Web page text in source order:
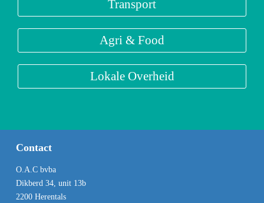
Transport
Agri & Food
Lokale Overheid
Contact
O.A.C bvba
Dikberd 34, unit 13b
2200 Herentals